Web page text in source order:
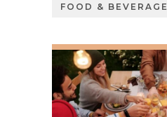
FOOD & BEVERAGE